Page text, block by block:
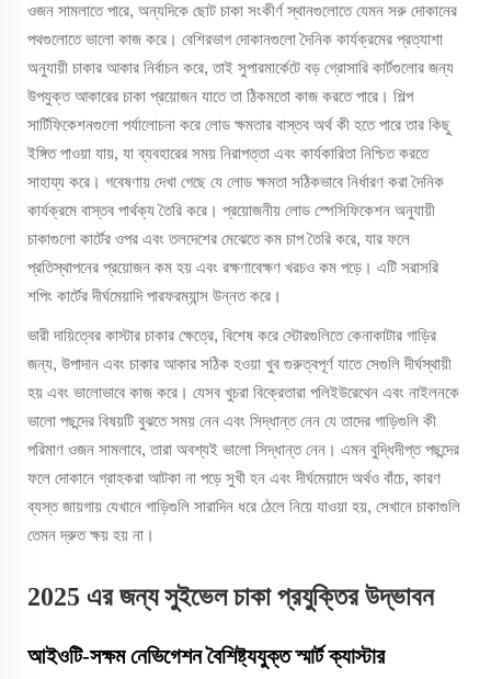
ওজন সামলাতে পারে, অন্যদিকে ছোট চাকা সংকীর্ণ স্থানগুলোতে যেমন সরু দোকানের
পথগুলোতে ভালো কাজ করে। বেশিরভাগ দোকানগুলো দৈনিক কার্যক্রমের প্রত্যাশা
অনুযায়ী চাকার আকার নির্বাচন করে, তাই সুপারমার্কেটে বড় গ্রোসারি কার্টগুলোর জন্য
উপযুক্ত আকারের চাকা প্রয়োজন যাতে তা ঠিকমতো কাজ করতে পারে। শিল্প
সার্টিফিকেশনগুলো পর্যালোচনা করে লোড ক্ষমতার বাস্তব অর্থ কী হতে পারে তার কিছু
ইঙ্গিত পাওয়া যায়, যা ব্যবহারের সময় নিরাপত্তা এবং কার্যকারিতা নিশ্চিত করতে
সাহায্য করে। গবেষণায় দেখা গেছে যে লোড ক্ষমতা সঠিকভাবে নির্ধারণ করা দৈনিক
কার্যক্রমে বাস্তব পার্থক্য তৈরি করে। প্রয়োজনীয় লোড স্পেসিফিকেশন অনুযায়ী
চাকাগুলো কার্টের ওপর এবং তলদেশের মেঝেতে কম চাপ তৈরি করে, যার ফলে
প্রতিস্থাপনের প্রয়োজন কম হয় এবং রক্ষণাবেক্ষণ খরচও কম পড়ে। এটি সরাসরি
শপিং কার্টের দীর্ঘমেয়াদি পারফরম্যান্স উন্নত করে।
ভারী দায়িত্বের কাস্টার চাকার ক্ষেত্রে, বিশেষ করে স্টোরগুলিতে কেনাকাটার গাড়ির
জন্য, উপাদান এবং চাকার আকার সঠিক হওয়া খুব গুরুত্বপূর্ণ যাতে সেগুলি দীর্ঘস্থায়ী
হয় এবং ভালোভাবে কাজ করে। যেসব খুচরা বিক্রেতারা পলিইউরেথেন এবং নাইলনকে
ভালো পছন্দের বিষয়টি বুঝতে সময় নেন এবং সিদ্ধান্ত নেন যে তাদের গাড়িগুলি কী
পরিমাণ ওজন সামলাবে, তারা অবশ্যই ভালো সিদ্ধান্ত নেন। এমন বুদ্ধিদীপ্ত পছন্দের
ফলে দোকানে গ্রাহকরা আটকা না পড়ে সুখী হন এবং দীর্ঘমেয়াদে অর্থও বাঁচে, কারণ
ব্যস্ত জায়গায় যেখানে গাড়িগুলি সারাদিন ধরে ঠেলে নিয়ে যাওয়া হয়, সেখানে চাকাগুলি
তেমন দ্রুত ক্ষয় হয় না।
2025 এর জন্য সুইভেল চাকা প্রযুক্তির উদ্ভাবন
আইওটি-সক্ষম নেভিগেশন বৈশিষ্ট্যযুক্ত স্মার্ট ক্যাস্টার